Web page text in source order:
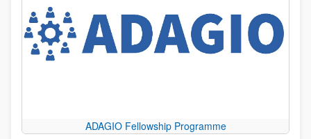
ADAGIO Fellowship Programme